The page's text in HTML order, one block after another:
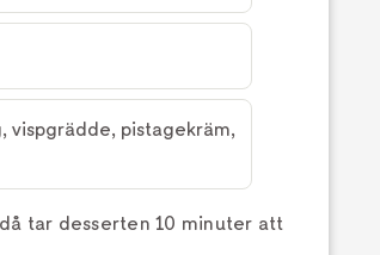
vispgrädde, pistagekräm,
tar desserten 10 minuter att